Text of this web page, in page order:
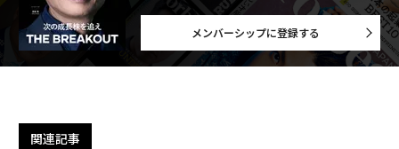
メンバーシップに登録する
関連記事